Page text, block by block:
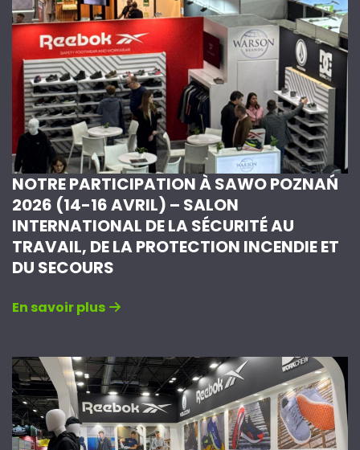
NOTRE PARTICIPATION À SAWO POZNAŃ
2026 (14-16 AVRIL) – SALON
INTERNATIONAL DE LA SÉCURITÉ AU
TRAVAIL, DE LA PROTECTION INCENDIE ET
DU SECOURS
En savoir plus